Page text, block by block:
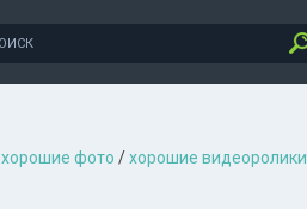
хорошие фото /хорошие видеоролики